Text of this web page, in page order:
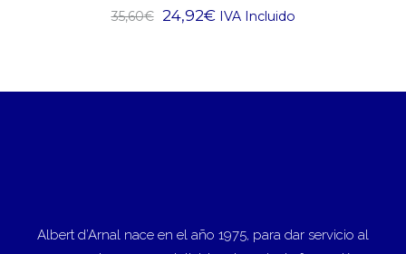
35,60€ 24,92€ IVA Incluido
Albert d’Arnal nace en el año 1975, para dar servicio al